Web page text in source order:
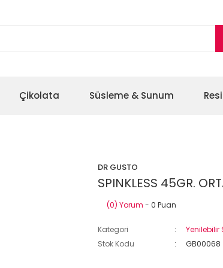
Çikolata Süsleme & Sunum
DR GUSTO
SPINKLESS 45GR.
(0) Yorum - 0 Puan
Kategori
Yenilebilir
Stok Kodu
GB00068